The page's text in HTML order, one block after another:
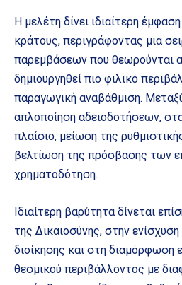
Η μελέτη δίνει ιδιαίτερη
κράτους, περιγράφοντας μια
παρεμβάσεων που θεωρούνται
δημιουργηθεί πιο φιλικό
παραγωγική αναβάθμιση.
απλοποίηση αδειοδοτήσεων,
πλαίσιο, μείωση της
βελτίωση της πρόσβασης των
χρηματοδότηση.
Ιδιαίτερη βαρύτητα δίνεται
της Δικαιοσύνης, στην
διοίκησης και στη διαμόρφωση
θεσμικού περιβάλλοντος με